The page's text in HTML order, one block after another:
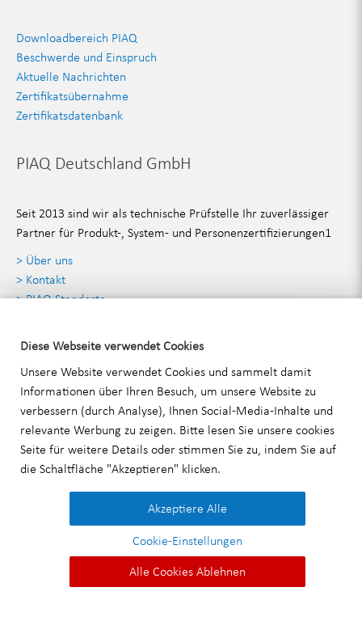
Downloadbereich PIAQ
Beschwerde und Einspruch
Aktuelle Nachrichten
Zertifikatsübernahme
Zertifikatsdatenbank
PIAQ Deutschland GmbH
Seit 2013 sind wir als technische Prüfstelle Ihr zuverlässiger
Partner für Produkt-, System- und Personenzertifizierungen1
> Über uns
> Kontakt
> PIAQ Standorte
Kontaktdaten
PIAQ Deutschland GmbH
Stammheimer Straße 35 70435 Stuttgart
T:+49 711 99 52 16 30
|Datenschutzerklärung|AGB|
© 2026 PIAQ Deutschland GmbH.
Diese Webseite verwendet Cookies
Unsere Website verwendet Cookies und sammelt damit
Informationen über Ihren Besuch, um unsere Website zu
verbessern (durch Analyse), Ihnen Social-Media-Inhalte und
relevante Werbung zu zeigen. Bitte lesen Sie unserecookies
Seite für weitere Details oder stimmen Sie zu, indem Sie auf
die Schaltfläche "Akzeptieren" klicken.
Akzeptiere Alle
Cookie-Einstellungen
Alle Cookies Ablehnen
Angebot anfordern